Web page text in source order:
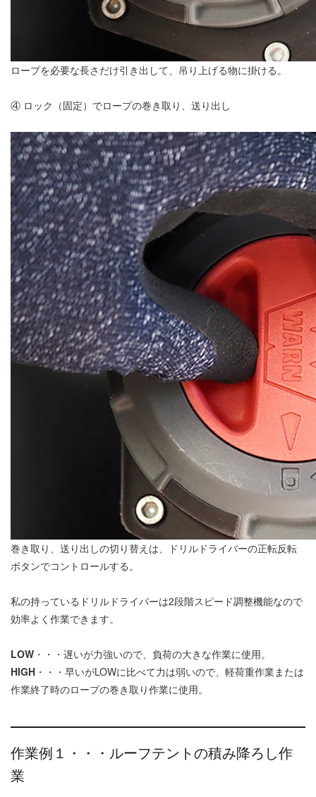
ロープを必要な長さだけ引き出して、吊り上げる物に掛ける。
④ ロック（固定）でロープの巻き取り、送り出し
巻き取り、送り出しの切り替えは、ドリルドライバーの正転反転
ボタンでコントロールする。
私の持っているドリルドライバーは2段階スピード調整機能なので
効率よく作業できます。
LOW ・・・遅いが力強いので、負荷の大きな作業に使用。
HIGH ・・・早いがLOWに比べて力は弱いので、軽荷重作業または
作業終了時のロープの巻き取り作業に使用。
作業例１・・・ルーフテントの積み降ろし作
業